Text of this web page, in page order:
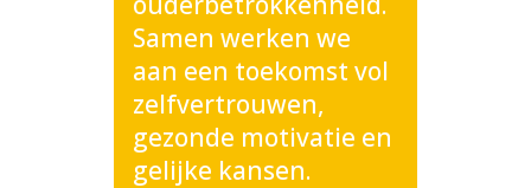
Samen werken we
aan een toekomst vol
zelfvertrouwen,
gezonde motivatie en
gelijke kansen.